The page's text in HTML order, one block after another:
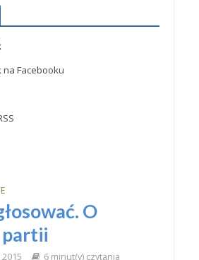
na Facebooku
O
partii
6 minut(y) czytania